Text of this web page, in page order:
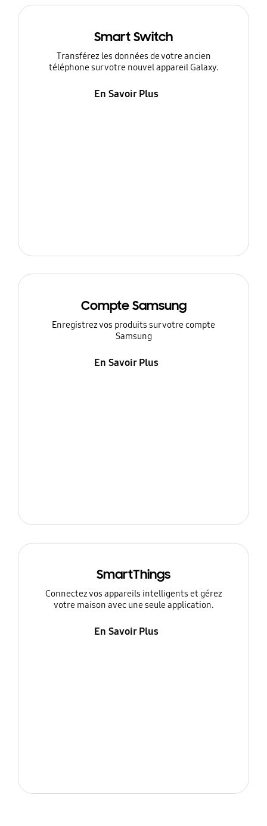
Smart Switch
Transférez les données de votre ancien
téléphone sur votre nouvel appareil Galaxy.
En Savoir Plus
Compte Samsung
Enregistrez vos produits sur votre compte
Samsung
En Savoir Plus
SmartThings
Connectez vos appareils intelligents et gérez
votre maison avec une seule application.
En Savoir Plus